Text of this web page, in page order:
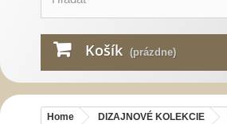
Košík (prázdne)
Home DIZAJNOVÉ KOLEKCIE